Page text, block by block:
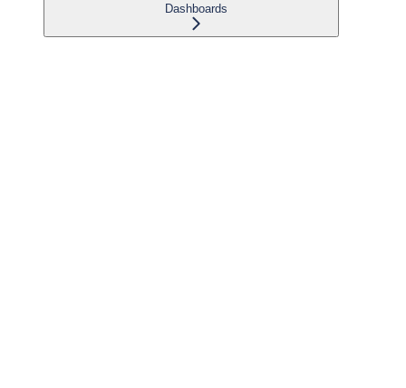
Dashboards